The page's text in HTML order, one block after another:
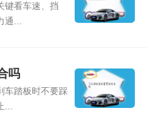
键看车速、挡
...
吗
车踏板时不要踩